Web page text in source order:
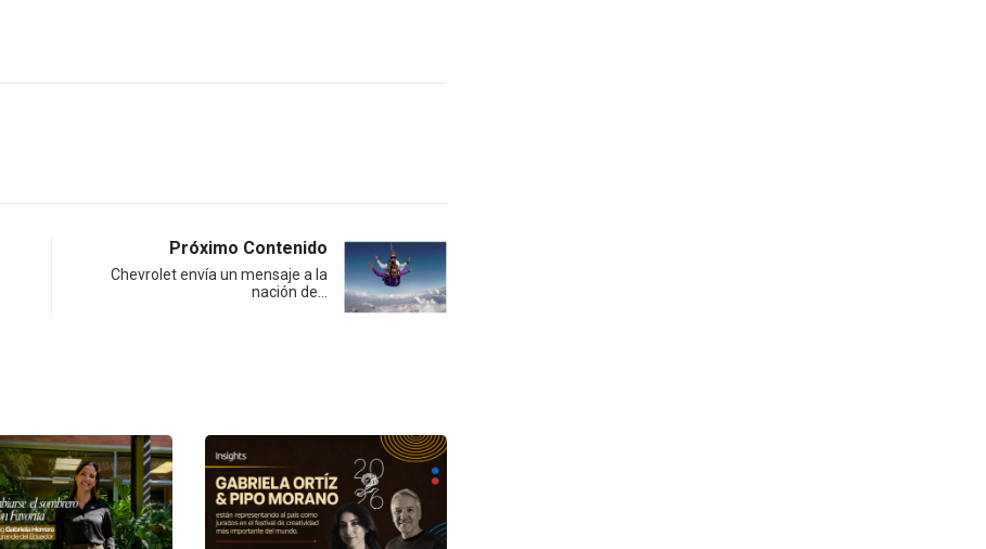
Próximo Contenido
Chevrolet envía un mensaje a la
nación de…
INSIGHTS UNCATEGORIZED